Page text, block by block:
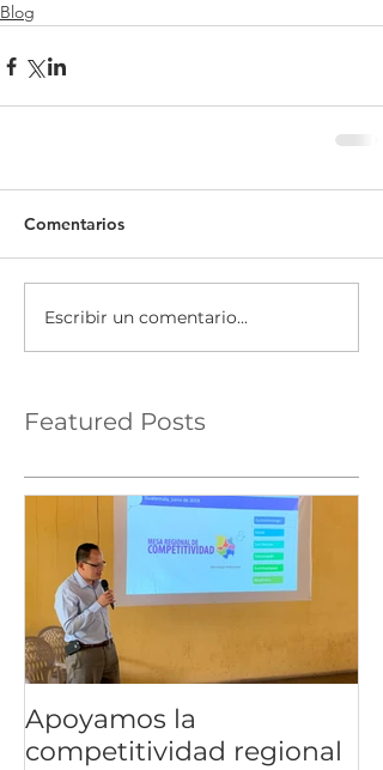
Blog
Comentarios
Escribir un comentario...
Featured Posts
Apoyamos la
competitividad regional